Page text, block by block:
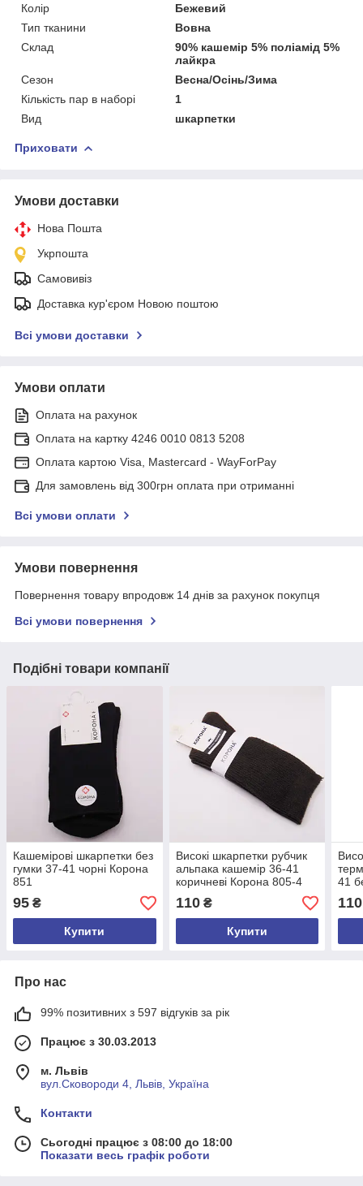
Колір
Бежевий
Тип тканини
Вовна
Склад
90% кашемір 5% поліамід 5%
лайкра
Сезон
Весна/Осінь/Зима
Кількість пар в наборі
1
Вид
шкарпетки
Приховати
Умови доставки
Нова Пошта
Укрпошта
Самовивіз
Доставка кур'єром Новою поштою
Всі умови доставки
Умови оплати
Оплата на рахунок
Оплата на картку 4246 0010 0813 5208
Оплата картою Visa, Mastercard - WayForPay
Для замовлень від 300грн оплата при отриманні
Всі умови оплати
Умови повернення
Повернення товару впродовж 14 днів за рахунок покупця
Всі умови повернення
Подібні товари компанії
Кашемірові шкарпетки без
гумки 37-41 чорні Корона
851
95 ₴
Купити
Високі шкарпетки рубчик
альпака кашемір 36-41
коричневі Корона 805-4
110₴
Купити
41
110
Про нас
99% позитивних з 597 відгуків за рік
Працює з 30.03.2013
м. Львів
вул.Сковороди 4, Львів, Україна
Контакти
Сьогодні працює з 08:00 до 18:00
Показати весь графік роботи